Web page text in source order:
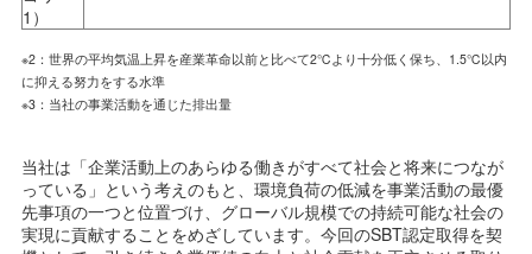
1）
※2：世界の平均気温上昇を産業革命以前と比べて2℃より十分低く保ち、1.5℃以内
に抑える努力をする水準
※3：当社の事業活動を通じた排出量
当社は「企業活動上のあらゆる働きがすべて社会と将来につなが
っている」という考えのもと、環境負荷の低減を事業活動の最優
先事項の一つと位置づけ、グローバル規模での持続可能な社会の
実現に貢献することをめざしています。今回のSBT認定取得を契